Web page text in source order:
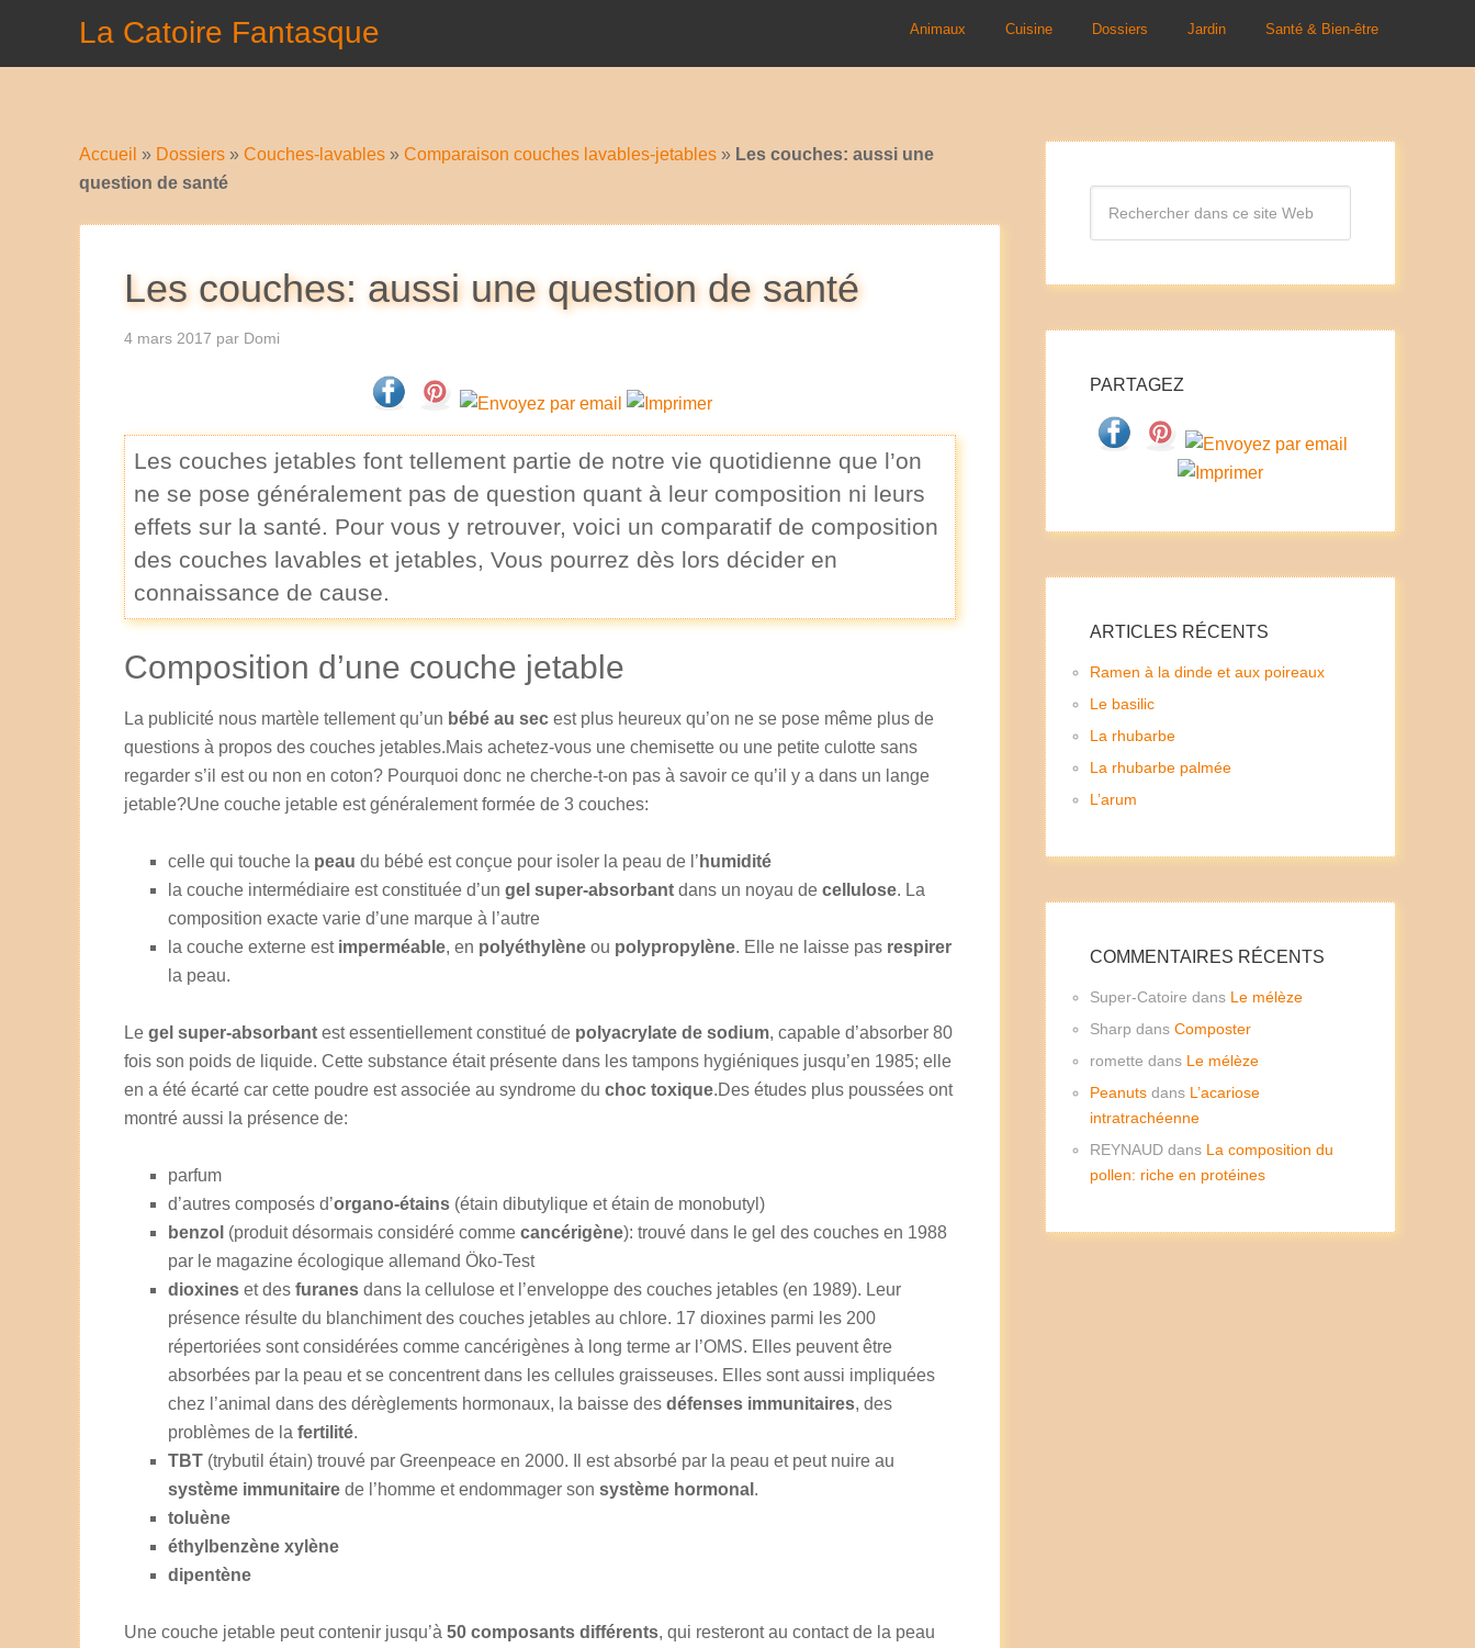
La Catoire Fantasque Animaux Cuisine Dossiers Jardin Santé & Bien-être
Accueil » Dossiers » Couches-lavables » Comparaison couches lavables-jetables » Les couches: aussi une
question de santé
Les couches: aussi une question de santé
4 mars 2017 par Domi
Les couches jetables font tellement partie de notre vie quotidienne que l’on
ne se pose généralement pas de question quant à leur composition ni leurs
effets sur la santé. Pour vous y retrouver, voici un comparatif de composition
des couches lavables et jetables, Vous pourrez dès lors décider en
connaissance de cause.
Composition d’une couche jetable
La publicité nous martèle tellement qu’un bébé au sec est plus heureux qu’on ne se pose même plus de
questions à propos des couches jetables.Mais achetez-vous une chemisette ou une petite culotte sans
regarder s’il est ou non en coton? Pourquoi donc ne cherche-t-on pas à savoir ce qu’il y a dans un lange
jetable?Une couche jetable est généralement formée de 3 couches:
celle qui touche la peau du bébé est conçue pour isoler la peau de l’ humidité
la couche intermédiaire est constituée d’un gel super-absorbant dans un noyau de cellulose. La
composition exacte varie d’une marque à l’autre
la couche externe est imperméable, en polyéthylène ou polypropylène. Elle ne laisse pas respirer
la peau.
Le gel super-absorbant est essentiellement constitué de polyacrylate de sodium, capable d’absorber 80
fois son poids de liquide. Cette substance était présente dans les tampons hygiéniques jusqu’en 1985; elle
en a été écarté car cette poudre est associée au syndrome du choc toxique.Des études plus poussées ont
montré aussi la présence de:
parfum
d’autres composés d’organo-étains (étain dibutylique et étain de monobutyl)
benzol (produit désormais considéré comme cancérigène): trouvé dans le gel des couches en 1988
par le magazine écologique allemand Öko-Test
dioxines et des furanes dans la cellulose et l’enveloppe des couches jetables (en 1989). Leur
présence résulte du blanchiment des couches jetables au chlore. 17 dioxines parmi les 200
répertoriées sont considérées comme cancérigènes à long terme ar l’OMS. Elles peuvent être
absorbées par la peau et se concentrent dans les cellules graisseuses. Elles sont aussi impliquées
chez l’animal dans des dérèglements hormonaux, la baisse des défenses immunitaires, des
problèmes de la fertilité.
TBT (trybutil étain) trouvé par Greenpeace en 2000. Il est absorbé par la peau et peut nuire au
système immunitaire de l’homme et endommager son système hormonal .
toluène
éthylbenzène xylène
dipentène
Une couche jetable peut contenir jusqu’à 50 composants différents, qui resteront au contact de la peau
PARTAGEZ
ARTICLES RÉCENTS
Ramen à la dinde et aux poireaux
Le basilic
La rhubarbe
La rhubarbe palmée
L’arum
COMMENTAIRES RÉCENTS
Super-Catoire dans Le mélèze
Sharp dans Composter
romette dans Le mélèze
Peanuts dans L’acariose
intratrachéenne
REYNAUD dans La composition du
pollen: riche en protéines